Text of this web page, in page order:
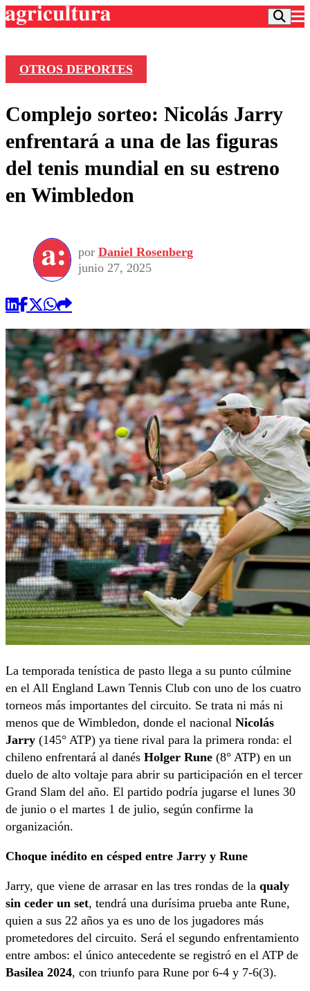
Frecuencias
Agricultura TV
Deportes
Colo Colo
Motor
Torneo Internacional
Torneo Nacional
Entretención
Noticias
Internacional
Nacional
Vida Social
Programas
Comercial
OTROS DEPORTES
Complejo sorteo: Nicolás Jarry
enfrentará a una de las figuras
del tenis mundial en su estreno
en Wimbledon
por Daniel Rosenberg
junio 27, 2025
La temporada tenística de pasto llega a su punto cúlmine
en el All England Lawn Tennis Club con uno de los cuatro
torneos más importantes del circuito. Se trata ni más ni
menos que de Wimbledon, donde el nacional Nicolás
Jarry (145° ATP) ya tiene rival para la primera ronda: el
chileno enfrentará al danés Holger Rune (8° ATP) en un
duelo de alto voltaje para abrir su participación en el tercer
Grand Slam del año. El partido podría jugarse el lunes 30
de junio o el martes 1 de julio, según confirme la
organización.
Choque inédito en césped entre Jarry y Rune
Jarry, que viene de arrasar en las tres rondas de la qualy
sin ceder un set, tendrá una durísima prueba ante Rune,
quien a sus 22 años ya es uno de los jugadores más
prometedores del circuito. Será el segundo enfrentamiento
entre ambos: el único antecedente se registró en el ATP de
Basilea 2024, con triunfo para Rune por 6-4 y 7-6(3).